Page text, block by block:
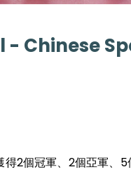
- Chinese
2個冠軍、2個亞軍、